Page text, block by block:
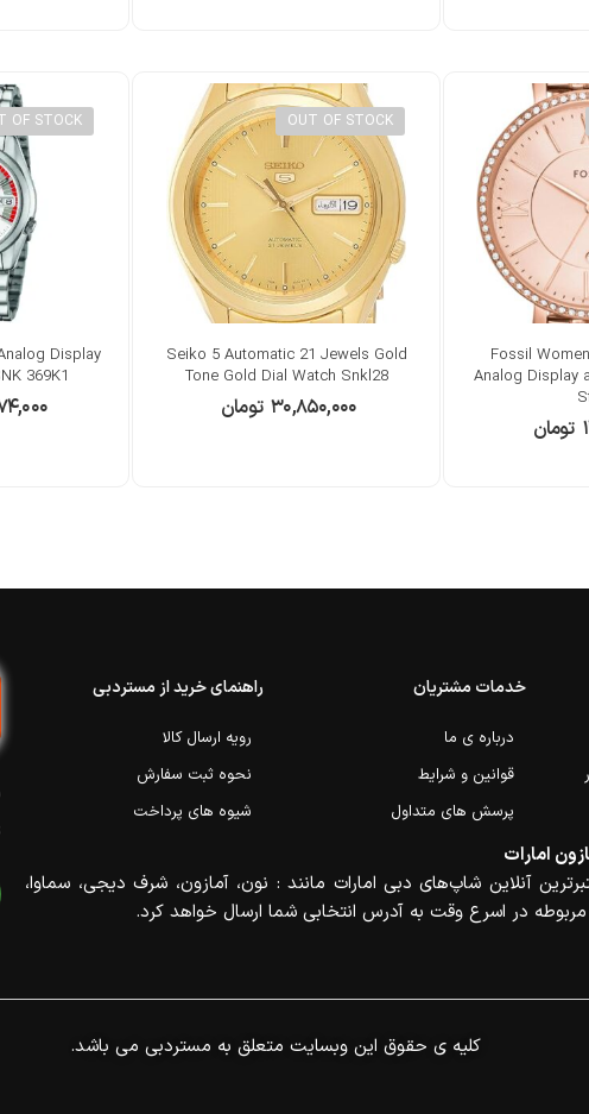
Fossil
Analog Display
تومان
OUT OF STOCK
Seiko 5 Automatic 21 Jewels Gold
Tone Gold Dial Watch Snkl28
۳۰,۸۵۰,۰۰۰ تومان
OF STOCK
Display
369K1
راهنمای خرید از مستردبی
رویه ارسال کالا
نحوه ثبت سفارش
شیوه های پرداخت
خدمات مشتریان
درباره ی ما
قوانین و شرایط
پرسش های متداول
امارات
آنلاین شاپ‌های دبی امارات مانند : نون، آمازون، شرف دیجی، سماوا،
در اسرع وقت به آدرس انتخابی شما ارسال خواهد کرد.
.کلیه ی حقوق این وبسایت متعلق به مستردبی می باشد